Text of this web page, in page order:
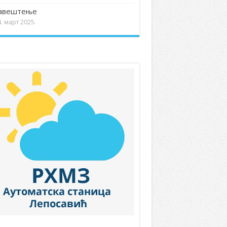
март 2025.